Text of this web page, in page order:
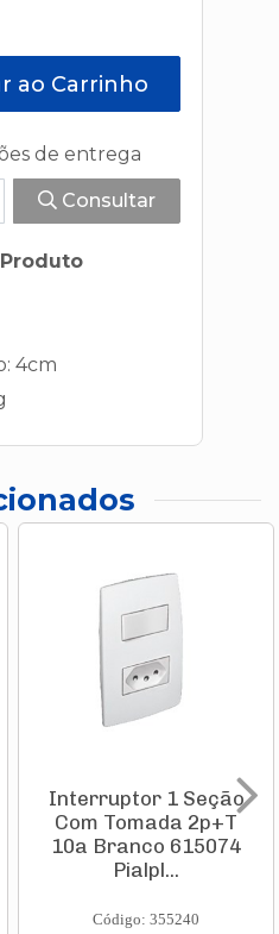
ao Carrinho
de entrega
Consultar
4cm
Interruptor 1 Seção
Com Tomada 2p+T
10a Branco 615074
Pialpl...
Código: 355240